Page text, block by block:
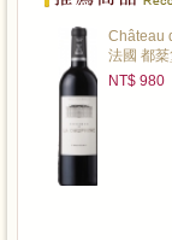
Château
法國 都
NT$ 980